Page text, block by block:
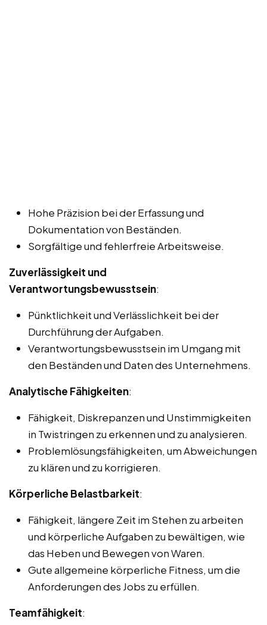
Hohe Präzision bei der Erfassung und
Dokumentation von Beständen.
Sorgfältige und fehlerfreie Arbeitsweise.
Zuverlässigkeit und
Verantwortungsbewusstsein:
Pünktlichkeit und Verlässlichkeit bei der
Durchführung der Aufgaben.
Verantwortungsbewusstsein im Umgang mit
den Beständen und Daten des Unternehmens.
Analytische Fähigkeiten:
Fähigkeit, Diskrepanzen und Unstimmigkeiten
in Twistringen zu erkennen und zu analysieren.
Problemlösungsfähigkeiten, um Abweichungen
zu klären und zu korrigieren.
Körperliche Belastbarkeit:
Fähigkeit, längere Zeit im Stehen zu arbeiten
und körperliche Aufgaben zu bewältigen, wie
das Heben und Bewegen von Waren.
Gute allgemeine körperliche Fitness, um die
Anforderungen des Jobs zu erfüllen.
Teamfähigkeit: